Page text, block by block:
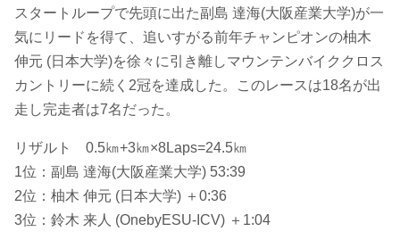
スタートループで先頭に出た副島 達海(大阪産業大学)が一
気にリードを得て、追いすがる前年チャンピオンの柚木
伸元 (日本大学)を徐々に引き離しマウンテンバイククロス
カントリーに続く2冠を達成した。このレースは18名が出
走し完走者は7名だった。
リザルト 0.5㎞+3㎞×8Laps=24.5㎞
1位：副島 達海(大阪産業大学) 53:39
2位：柚木 伸元 (日本大学) ＋0:36
3位：鈴木 来人 (OnebyESU-ICV) ＋1:04